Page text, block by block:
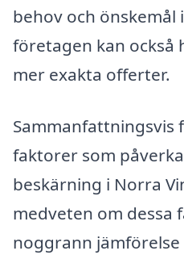
behov och
företagen kan också
mer exakta offerter.
Sammanfattningsvis
faktorer som
beskärning i Norra
medveten om dessa
noggrann